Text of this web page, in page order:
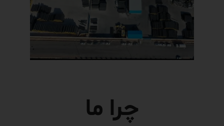
چرا ما